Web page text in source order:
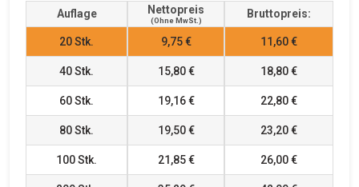
Auflage Nettopreis
(ohne MwSt.)
Bruttopreis:
20Stk. 9,75 € 11,60 €
40Stk. 15,80 € 18,80 €
60Stk. 19,16 € 22,80 €
80Stk. 19,50 € 23,20 €
100Stk. 21,85 € 26,00 €